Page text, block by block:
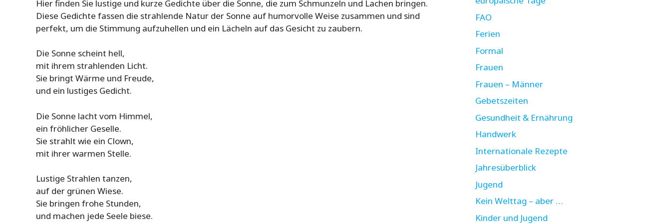
Hier finden Sie lustige und kurze Gedichte über die Sonne, die zum Schmunzeln und Lachen bringen.
Diese Gedichte fassen die strahlende Natur der Sonne auf humorvolle Weise zusammen und sind
perfekt, um die Stimmung aufzuhellen und ein Lächeln auf das Gesicht zu zaubern.
Die Sonne scheint hell,
mit ihrem strahlenden Licht.
Sie bringt Wärme und Freude,
und ein lustiges Gedicht.
Die Sonne lacht vom Himmel,
ein fröhlicher Geselle.
Sie strahlt wie ein Clown,
mit ihrer warmen Stelle.
Lustige Strahlen tanzen,
auf der grünen Wiese.
Sie bringen frohe Stunden,
und machen jede Seele biese.
FAO
Ferien
Formal
Frauen
Frauen – Männer
Gebetszeiten
Gesundheit & Ernährung
Handwerk
Internationale Rezepte
Jahresüberblick
Jugend
Kein Welttag – aber …
Kinder und Jugend